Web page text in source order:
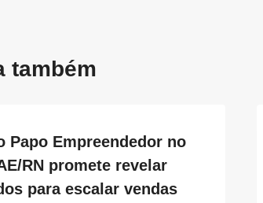
também
Papo Empreendedor no
RN promete revelar
para escalar vendas